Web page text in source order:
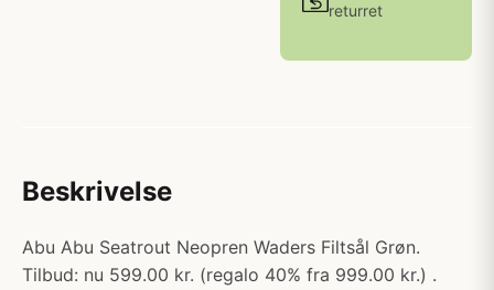
returret
Beskrivelse
Abu Abu Seatrout Neopren Waders Filtsål Grøn.
Tilbud: nu 599.00 kr. (regalo 40% fra 999.00 kr.) .